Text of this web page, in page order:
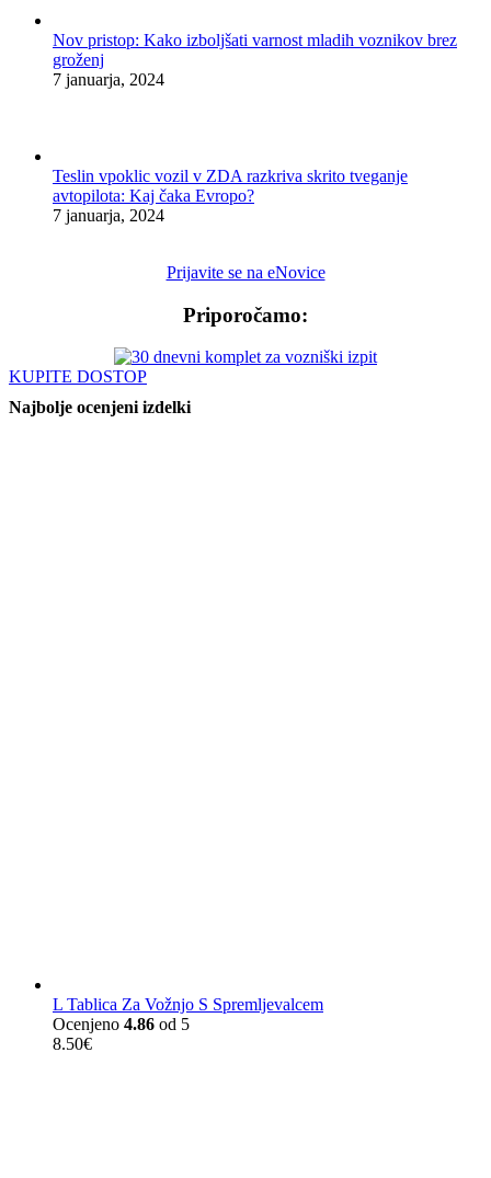
Nov pristop: Kako izboljšati varnost mladih voznikov brez
groženj
7 januarja, 2024
Teslin vpoklic vozil v ZDA razkriva skrito tveganje
avtopilota: Kaj čaka Evropo?
7 januarja, 2024
Prijavite se na eNovice
Priporočamo:
KUPITE DOSTOP
Najbolje ocenjeni izdelki
L Tablica Za Vožnjo S Spremljevalcem
Ocenjeno 4.86 od 5
8.50€